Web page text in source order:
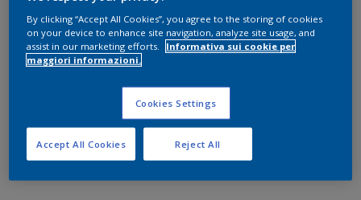
Trova il prodotto in questo colore
VAI
By clicking “Accept All Cookies”, you agree to the storing of cookies
on your device to enhance site navigation, analyze site usage, and
assist in our marketing efforts.
Informativa sui cookie per
maggiori informazioni.
Cookies Settings
Reject All
Accept All Cookies